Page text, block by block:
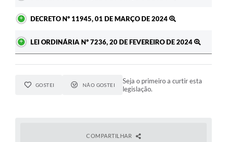
DECRETO Nº 11945, 01 DE MARÇO DE 2024
LEI ORDINÁRIA Nº 7236, 20 DE FEVEREIRO DE 2024
GOSTEI NÃO GOSTEI
Seja o primeiro a curtir esta
legislação.
COMPARTILHAR